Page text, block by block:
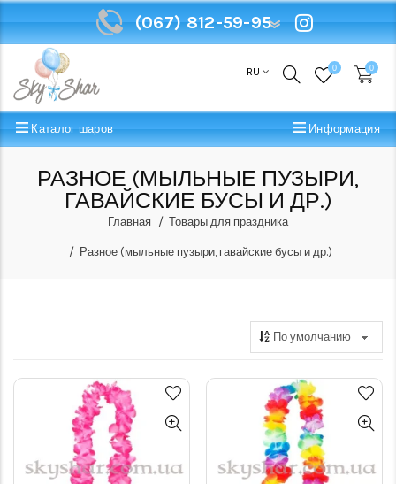
(067) 812-59-95
RU 0 0
Каталог шаров Информация
РАЗНОЕ (МЫЛЬНЫЕ ПУЗЫРИ,
ГАВАЙСКИЕ БУСЫ И ДР.)
Главная Товары для праздника
Разное (мыльные пузыри, гавайские бусы и др.)